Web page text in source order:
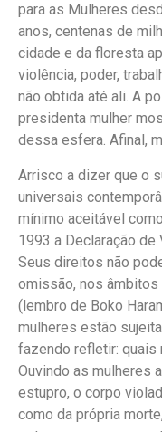
para as Mulheres
anos, centenas de
cidade e da floresta
violência, poder,
não obtida até ali. A
presidenta mulher
dessa esfera. Afinal,
Arrisco a dizer que o
universais
mínimo aceitável
1993 a Declaração de
Seus direitos não
omissão, nos âmbitos
(lembro de Boko
mulheres estão
fazendo refletir: quais
Ouvindo as mulheres
estupro, o corpo
como da própria